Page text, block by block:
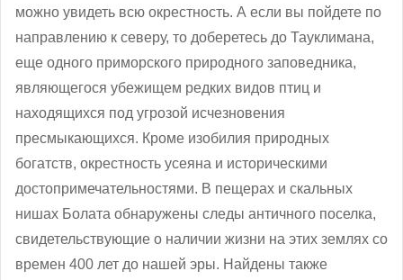
можно увидеть всю окрестность. А если вы пойдете по
направлению к северу, то доберетесь до Тауклимана,
еще одного приморского природного заповедника,
являющегося убежищем редких видов птиц и
находящихся под угрозой исчезновения
пресмыкающихся. Кроме изобилия природных
богатств, окрестность усеяна и историческими
достопримечательностями. В пещерах и скальных
нишах Болата обнаружены следы античного поселка,
свидетельствующие о наличии жизни на этих землях со
времен 400 лет до нашей эры. Найдены также